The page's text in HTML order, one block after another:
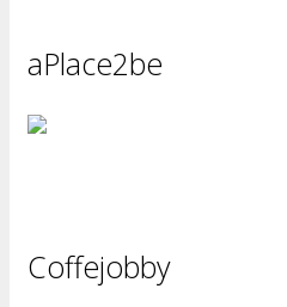
aPlace2be
Coffejobby